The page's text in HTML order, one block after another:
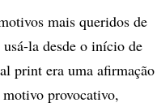
mais queridos de
la desde o início de
print era uma afirmação
provocativo,